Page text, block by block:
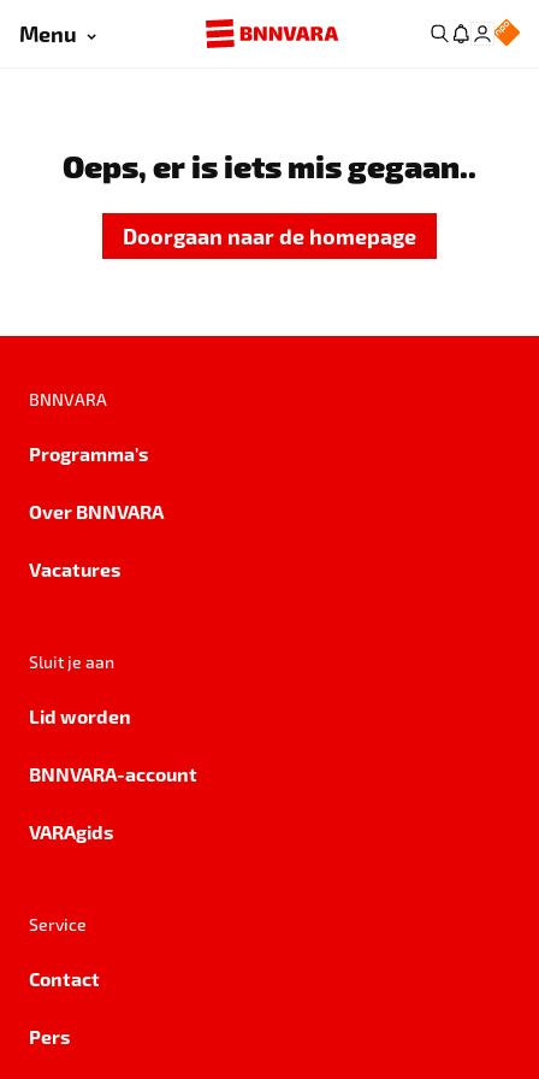
Menu
Oeps, er is iets mis gegaan..
Doorgaan naar de homepage
BNNVARA
Programma's
Over BNNVARA
Vacatures
Sluit je aan
Lid worden
BNNVARA-account
VARAgids
Service
Contact
Pers